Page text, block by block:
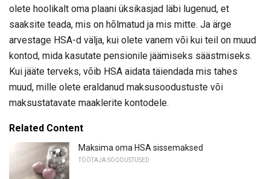
olete hoolikalt oma plaani üksikasjad läbi lugenud, et
saaksite teada, mis on hõlmatud ja mis mitte. Ja ärge
arvestage HSA-d välja, kui olete vanem või kui teil on muud
kontod, mida kasutate pensionile jäämiseks säästmiseks.
Kui jääte terveks, võib HSA aidata täiendada mis tahes
muud, mille olete eraldanud maksusoodustuste või
maksustatavate maaklerite kontodele.
Related Content
Maksima oma HSA sissemaksed
TÖÖTAJA SOODUSTUSED